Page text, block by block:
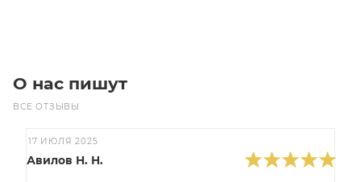
О нас пишут
ВСЕ ОТЗЫВЫ
17 ИЮЛЯ 2025
Авилов Н. Н.